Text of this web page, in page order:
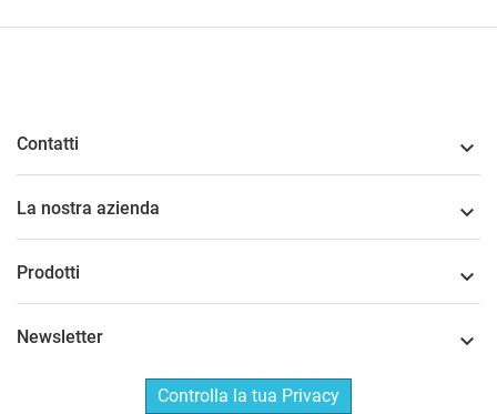
Contatti 
La nostra azienda 
Prodotti 
Newsletter 
Controlla la tua Privacy